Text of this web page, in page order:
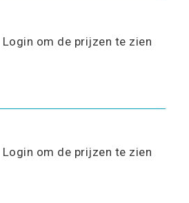
Login om de prijzen te zien
Login om de prijzen te zien